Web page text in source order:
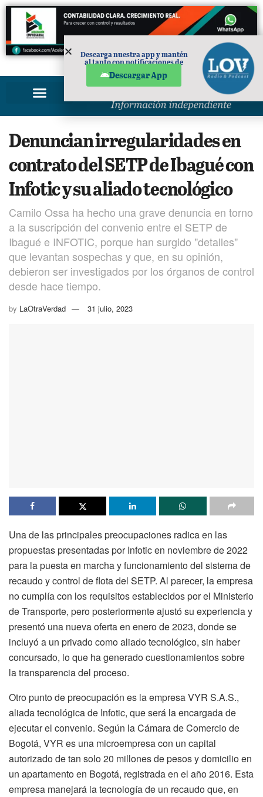
PUBLICIDAD
Denuncian irregularidades en
contrato del SETP de Ibagué con
Infotic y su aliado tecnológico
Camilo Ossa ha hecho una grave denuncia en torno
a la suscripción del convenio entre el SETP de
Ibagué e INFOTIC, porque han surgido "detalles"
que levantan sospechas y que, en su opinión,
debieron ser investigados por los órganos de control
desde hace tiempo.
by LaOtraVerdad 31 julio, 2023
Una de las principales preocupaciones radica en las
propuestas presentadas por Infotic en noviembre de 2022
para la puesta en marcha y funcionamiento del sistema de
recaudo y control de flota del SETP. Al parecer, la empresa
no cumplía con los requisitos establecidos por el Ministerio
de Transporte, pero posteriormente ajustó su experiencia y
presentó una nueva oferta en enero de 2023, donde se
incluyó a un privado como aliado tecnológico, sin haber
concursado, lo que ha generado cuestionamientos sobre
la transparencia del proceso.
Otro punto de preocupación es la empresa VYR S.A.S.,
aliada tecnológica de Infotic, que será la encargada de
ejecutar el convenio. Según la Cámara de Comercio de
Bogotá, VYR es una microempresa con un capital
autorizado de tan solo 20 millones de pesos y domicilio en
un apartamento en Bogotá, registrada en el año 2016. Esta
empresa manejará la tecnología de un recaudo que, en
Descarga nuestra app y mantén
al tanto con notificaciones de
Descargar App